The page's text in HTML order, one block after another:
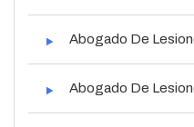
Abogado De
Abogado De